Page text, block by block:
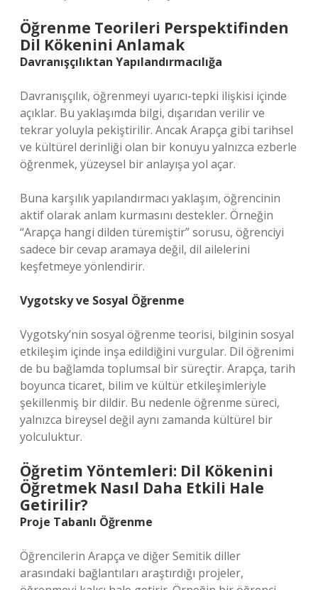
Öğrenme Teorileri Perspektifinden
Dil Kökenini Anlamak
Davranışçılıktan Yapılandırmacılığa
Davranışçılık, öğrenmeyi uyarıcı-tepki ilişkisi içinde
açıklar. Bu yaklaşımda bilgi, dışarıdan verilir ve
tekrar yoluyla pekiştirilir. Ancak Arapça gibi tarihsel
ve kültürel derinliği olan bir konuyu yalnızca ezberle
öğrenmek, yüzeysel bir anlayışa yol açar.
Buna karşılık yapılandırmacı yaklaşım, öğrencinin
aktif olarak anlam kurmasını destekler. Örneğin
“Arapça hangi dilden türemiştir” sorusu, öğrenciyi
sadece bir cevap aramaya değil, dil ailelerini
keşfetmeye yönlendirir.
Vygotsky ve Sosyal Öğrenme
Vygotsky’nin sosyal öğrenme teorisi, bilginin sosyal
etkileşim içinde inşa edildiğini vurgular. Dil öğrenimi
de bu bağlamda toplumsal bir süreçtir. Arapça, tarih
boyunca ticaret, bilim ve kültür etkileşimleriyle
şekillenmiş bir dildir. Bu nedenle öğrenme süreci,
yalnızca bireysel değil aynı zamanda kültürel bir
yolculuktur.
Öğretim Yöntemleri: Dil Kökenini
Öğretmek Nasıl Daha Etkili Hale
Getirilir?
Proje Tabanlı Öğrenme
Öğrencilerin Arapça ve diğer Semitik diller
arasındaki bağlantıları araştırdığı projeler,